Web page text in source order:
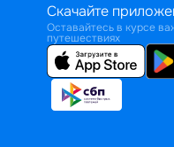
Скачайте
Оставайтесь в курсе
путешествиях